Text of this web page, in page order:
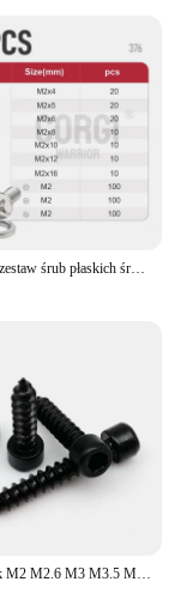
Zestaw do zestaw śrub płaskich śruby maszyny z łbem walcowym UNC 304 ze stali nierdzewnej Phillips do 2400 m1, 6 M2 M2, 5 M3 M4 M5 M6 M8 pełny gwint
10/50 sztuk M2 M2.6 M3 M3.5 M4 M5 M6 czarny ze stali węglowej Allen z łbem sześciokątnym z łbem sześciokątnym Cap samowiercące z łbem okrągłym wkręt do drewna L = 4-50mm